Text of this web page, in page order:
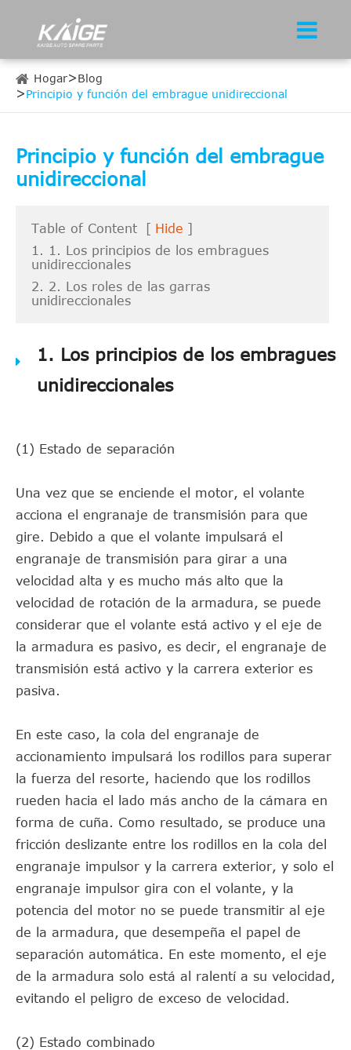
Hogar
Blog
Principio y función del embrague unidireccional
Principio y función del embrague
unidireccional
Table of Content [ Hide ]
1. 1. Los principios de los embragues
unidireccionales
2. 2. Los roles de las garras
unidireccionales
1. Los principios de los embragues
unidireccionales
(1) Estado de separación
Una vez que se enciende el motor, el volante
acciona el engranaje de transmisión para que
gire. Debido a que el volante impulsará el
engranaje de transmisión para girar a una
velocidad alta y es mucho más alto que la
velocidad de rotación de la armadura, se puede
considerar que el volante está activo y el eje de
la armadura es pasivo, es decir, el engranaje de
transmisión está activo y la carrera exterior es
pasiva.
En este caso, la cola del engranaje de
accionamiento impulsará los rodillos para superar
la fuerza del resorte, haciendo que los rodillos
rueden hacia el lado más ancho de la cámara en
forma de cuña. Como resultado, se produce una
fricción deslizante entre los rodillos en la cola del
engranaje impulsor y la carrera exterior, y solo el
engranaje impulsor gira con el volante, y la
potencia del motor no se puede transmitir al eje
de la armadura, que desempeña el papel de
separación automática. En este momento, el eje
de la armadura solo está al ralentí a su velocidad,
evitando el peligro de exceso de velocidad.
(2) Estado combinado